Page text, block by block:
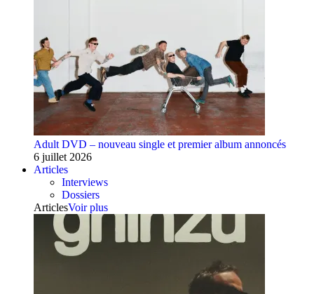
Adult DVD – nouveau single et premier album annoncés
6 juillet 2026
Articles
Interviews
Dossiers
ArticlesVoir plus